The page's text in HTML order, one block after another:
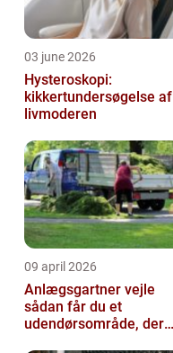
03 june 2026
Hysteroskopi:
kikkertundersøgelse af
livmoderen
09 april 2026
Anlægsgartner vejle
sådan får du et
udendørsområde, der